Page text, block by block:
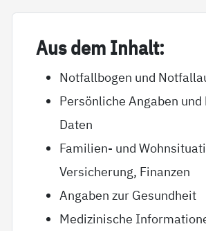
Aus dem In­halt:
Notfallbogen und
Persönliche Angaben
Daten
Familien- und
Versicherung, Finanzen
Angaben zur Gesundheit
Medizinische